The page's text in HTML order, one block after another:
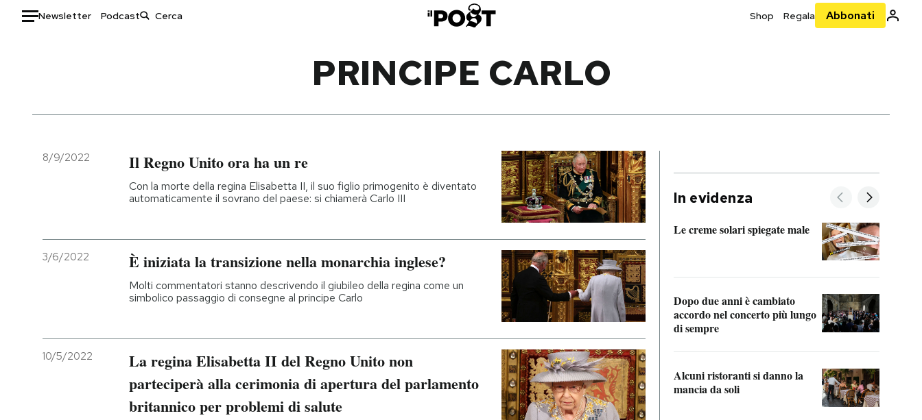
Newsletter Podcast Shop Regala Abbonati
Italia
Politica
Economia
Moda
Ok Boomer!
PRINCIPE CARLO
8/9/2022 Il Regno Unito ora ha un re
Con la morte della regina Elisabetta II, il suo figlio primogenito è diventato
automaticamente il sovrano del paese: si chiamerà Carlo III
3/6/2022 È iniziata la transizione nella monarchia inglese?
Molti commentatori stanno descrivendo il giubileo della regina come un
simbolico passaggio di consegne al principe Carlo
10/5/2022
La regina Elisabetta II del Regno Unito non
parteciperà alla cerimonia di apertura del parlamento
britannico per problemi di salute
In evidenza
Le creme solari spiegate male
Dopo due anni è cambiato
accordo nel concerto più lungo
di sempre
Alcuni ristoranti si danno la
mancia da soli